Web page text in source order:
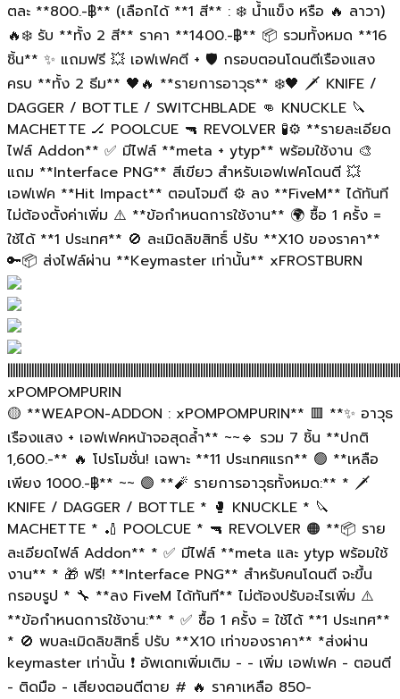
ตละ **800.-฿** (เลือกได้ **1 สี** : ❄️ น้ำแข็ง หรือ 🔥 ลาวา)
🔥❄️ รับ **ทั้ง 2 สี** ราคา **1400.-฿** 📦 รวมทั้งหมด **16
ชิ้น** ✨ แถมฟรี 💥 เอฟเฟคตี + 🛡️ กรอบตอนโดนตีเรืองแสง
ครบ **ทั้ง 2 ธีม** 🖤🔥 **รายการอาวุธ** ❄️🖤 🗡️ KNIFE /
DAGGER / BOTTLE / SWITCHBLADE 👊 KNUCKLE 🔪
MACHETTE 🏒 POOLCUE 🔫 REVOLVER 🧪⚙️ **รายละเอียด
ไฟล์ Addon** ✅ มีไฟล์ **meta + ytyp** พร้อมใช้งาน 🎨
แถม **Interface PNG** สีเขียว สำหรับเอฟเฟคโดนตี 💥
เอฟเฟค **Hit Impact** ตอนโจมตี ⚙️ ลง **FiveM** ได้ทันที
ไม่ต้องตั้งค่าเพิ่ม ⚠️ **ข้อกำหนดการใช้งาน** 🌍 ซื้อ 1 ครั้ง =
ใช้ได้ **1 ประเทศ** 🚫 ละเมิดลิขสิทธิ์ ปรับ **X10 ของราคา**
🔑📦 ส่งไฟล์ผ่าน **Keymaster เท่านั้น** xFROSTBURN
xPOMPOMPURIN
🟡 **WEAPON-ADDON : xPOMPOMPURIN** 🟥 **✨ อาวุธ
เรืองแสง + เอฟเฟคหน้าจอสุดล้ำ** ~~🔹 รวม 7 ชิ้น **ปกติ
1,600.-** 🔥 โปรโมชั่น! เฉพาะ **11 ประเทศแรก** 🟢 **เหลือ
เพียง 1000.-฿** ~~ 🟣 **🧨 รายการอาวุธทั้งหมด:** * 🗡️
KNIFE / DAGGER / BOTTLE * 🥊 KNUCKLE * 🔪
MACHETTE * 🏏 POOLCUE * 🔫 REVOLVER 🟠 **📦 ราย
ละเอียดไฟล์ Addon** * ✅ มีไฟล์ **meta และ ytyp พร้อมใช้
งาน** * 🎁 ฟรี! **Interface PNG** สำหรับคนโดนตี จะขึ้น
กรอบรูป * 🔧 **ลง FiveM ได้ทันที** ไม่ต้องปรับอะไรเพิ่ม ⚠️
**ข้อกำหนดการใช้งาน:** * ✅ ซื้อ 1 ครั้ง = ใช้ได้ **1 ประเทศ**
* 🚫 พบละเมิดลิขสิทธิ์ ปรับ **X10 เท่าของราคา** *ส่งผ่าน
keymaster เท่านั้น ❗ อัพเดทเพิ่มเติม - - เพิ่ม เอฟเฟค - ตอนตี
- ติดมือ - เสียงตอนตีตาย # 🔥 ราคาเหลือ 850-